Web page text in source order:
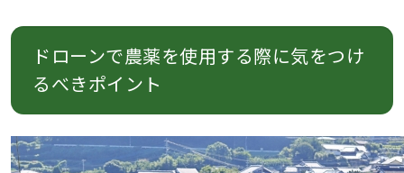
ドローンで農薬を使用する際に気をつけ
るべきポイント